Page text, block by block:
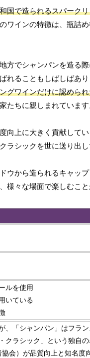
国で造られるスパーク
ワインの特徴は、瓶詰
方でシャンパンを造る
れることもしばしばあり
グワインだけに認めら
たちに親しまれています
向上に大きく貢献して
ラシックを世に送り出し
ウから造られるキャッ
様々な場面で楽しむこと
ルを使用
いている
、「シャンパン」はフラ
クラシック」という独自
会）が品質向上と知名度